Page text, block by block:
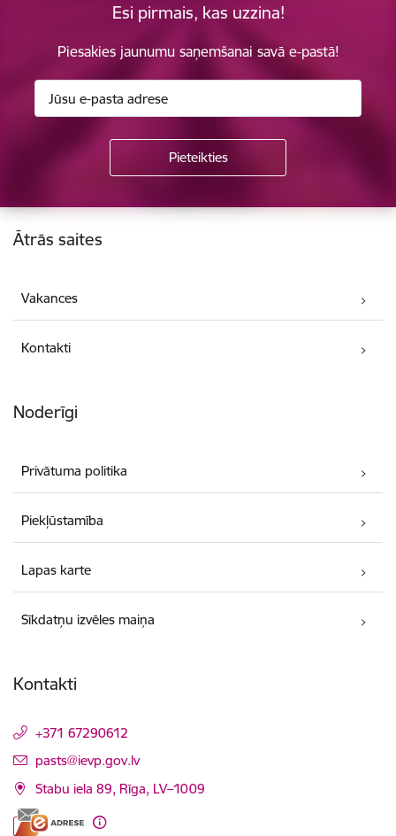
Esi pirmais, kas uzzina!
Piesakies jaunumu saņemšanai savā e-pastā!
Kājene
Ātrās saites
Vakances
Kontakti
Noderīgi
Privātuma politika
Piekļūstamība
Lapas karte
Sīkdatņu izvēles maiņa
Kontakti
+371 67290612
E-pasts:
pasts@ievp.gov.lv
Stabu iela 89, Rīga, LV–1009